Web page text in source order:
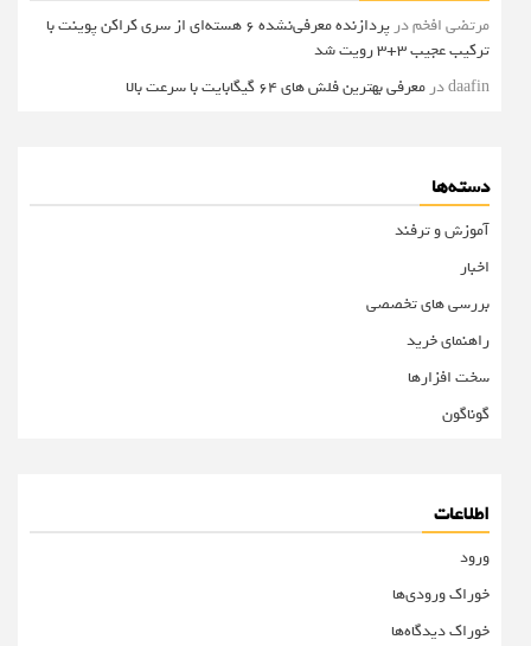
مرتضی افخمدر
پردازنده معرفی‌نشده 6 هسته‌ای از سری کراکن پوینت با
ترکیب عجیب 3+3 رویت شد
daafinدرمعرفی بهترین فلش های 64 گیگابایت با سرعت بالا
دسته‌ها
آموزش و ترفند
اخبار
بررسی های تخصصی
راهنمای خرید
سخت افزارها
گوناگون
اطلاعات
ورود
خوراک ورودی‌ها
خوراک دیدگاه‌ها